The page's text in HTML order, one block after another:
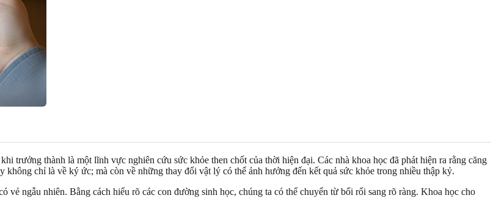
trưởng thành là một lĩnh vực nghiên cứu sức khỏe then chốt của thời hiện đại. Các nhà khoa học đã phát hiện ra rằng căng
chỉ là về ký ức; mà còn về những thay đổi vật lý có thể ảnh hưởng đến kết quả sức khỏe trong nhiều thập kỷ.
ngẫu nhiên. Bằng cách hiểu rõ các con đường sinh học, chúng ta có thể chuyển từ bối rối sang rõ ràng. Khoa học cho